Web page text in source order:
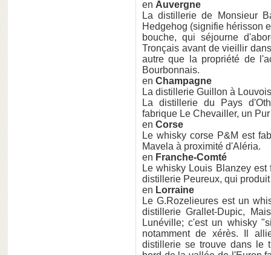
en Auvergne
La distillerie de Monsieur
Hedgehog (signifie hérisson
bouche, qui séjourne
Tronçais avant de vieillir
autre que la propriété de
Bourbonnais.
en Champagne
La distillerie Guillon à
La distillerie du Pays
fabrique Le Chevailler, un
en Corse
Le whisky corse P&M est
Mavela à proximité d'Aléria.
en Franche-Comté
Le whisky Louis Blanzey
distillerie Peureux, qui
en Lorraine
Le G.Rozelieures est un
distillerie Grallet-Dupic,
Lunéville; c'est un whisky
notamment de xérès. Il
distillerie se trouve dans le